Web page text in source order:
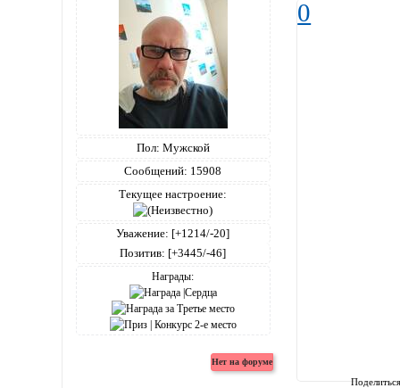
Пол: Мужской
Сообщений: 15908
Текущее настроение:
Уважение: [+1214/-20]
Позитив: [+3445/-46]
Награды:
0